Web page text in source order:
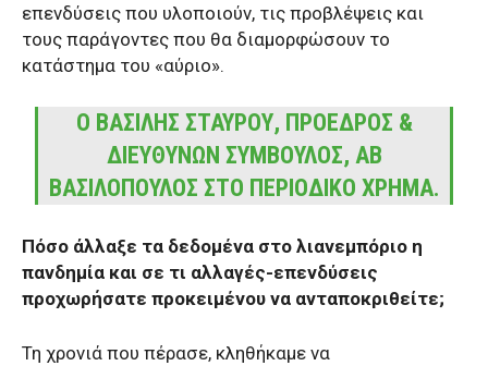
επενδύσεις που υλοποιούν, τις προβλέψεις και
τους παράγοντες που θα διαμορφώσουν το
κατάστημα του «αύριο».
O ΒΑΣΙΛΗΣ ΣΤΑΥΡΟΥ, ΠΡΟΕΔΡΟΣ &
ΔΙΕΥΘΥΝΩΝ ΣΥΜΒΟΥΛΟΣ, ΑΒ
ΒΑΣΙΛΟΠΟΥΛΟΣ ΣΤΟ ΠΕΡΙΟΔΙΚΟ ΧΡΗΜΑ.
Πόσο άλλαξε τα δεδομένα στο λιανεμπόριο η
πανδημία και σε τι αλλαγές-επενδύσεις
προχωρήσατε προκειμένου να ανταποκριθείτε;
Τη χρονιά που πέρασε, κληθήκαμε να